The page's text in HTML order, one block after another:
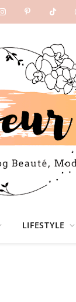
InstagramPinterestTikTok
LIFESTYLE